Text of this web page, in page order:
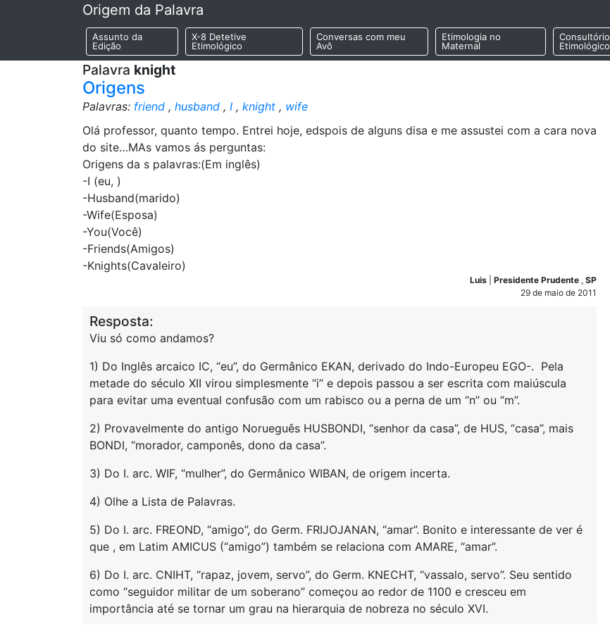
Origem da Palavra
Assunto da
Edição
X-8 Detetive
Etimológico
Conversas com meu
Avô
Etimologia no
Maternal
Consultório
Etimológico
Palavra knight
Origens
Palavras: friend , husband , I , knight , wife
Olá professor, quanto tempo. Entrei hoje, edspois de alguns disa e me assustei com a cara nova
do site…MAs vamos ás perguntas:
Origens da s palavras:(Em inglês)
-I (eu, )
-Husband(marido)
-Wife(Esposa)
-You(Você)
-Friends(Amigos)
-Knights(Cavaleiro)
Luis Presidente Prudente , SP
29 de maio de 2011
Resposta:
Viu só como andamos?
1) Do Inglês arcaico IC, “eu”, do Germânico EKAN, derivado do Indo-Europeu EGO-. Pela
metade do século XII virou simplesmente “i” e depois passou a ser escrita com maiúscula
para evitar uma eventual confusão com um rabisco ou a perna de um “n” ou “m”.
2) Provavelmente do antigo Norueguês HUSBONDI, “senhor da casa”, de HUS, “casa”, mais
BONDI, “morador, camponês, dono da casa”.
3) Do I. arc. WIF, “mulher”, do Germânico WIBAN, de origem incerta.
4) Olhe a Lista de Palavras.
5) Do I. arc. FREOND, “amigo”, do Germ. FRIJOJANAN, “amar”. Bonito e interessante de ver é
que , em Latim AMICUS (“amigo”) também se relaciona com AMARE, “amar”.
6) Do I. arc. CNIHT, “rapaz, jovem, servo”, do Germ. KNECHT, “vassalo, servo”. Seu sentido
como “seguidor militar de um soberano” começou ao redor de 1100 e cresceu em
importância até se tornar um grau na hierarquia de nobreza no século XVI.